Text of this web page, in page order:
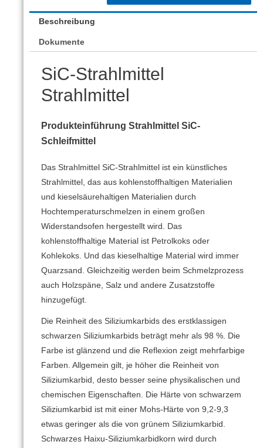
Beschreibung
Dokumente
SiC-Strahlmittel
Strahlmittel
Produkteinführung Strahlmittel SiC-
Schleifmittel
Das Strahlmittel SiC-Strahlmittel ist ein künstliches
Strahlmittel, das aus kohlenstoffhaltigen Materialien
und kieselsäurehaltigen Materialien durch
Hochtemperaturschmelzen in einem großen
Widerstandsofen hergestellt wird. Das
kohlenstoffhaltige Material ist Petrolkoks oder
Kohlekoks. Und das kieselhaltige Material wird immer
Quarzsand. Gleichzeitig werden beim Schmelzprozess
auch Holzspäne, Salz und andere Zusatzstoffe
hinzugefügt.
Die Reinheit des Siliziumkarbids des erstklassigen
schwarzen Siliziumkarbids beträgt mehr als 98 %. Die
Farbe ist glänzend und die Reflexion zeigt mehrfarbige
Farben. Allgemein gilt, je höher die Reinheit von
Siliziumkarbid, desto besser seine physikalischen und
chemischen Eigenschaften. Die Härte von schwarzem
Siliziumkarbid ist mit einer Mohs-Härte von 9,2-9,3
etwas geringer als die von grünem Siliziumkarbid.
Schwarzes Haixu-Siliziumkarbidkorn wird durch